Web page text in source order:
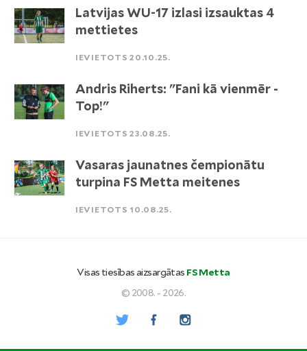
Latvijas WU-17 izlasi izsauktas 4
mettietes
IEVIETOTS 20.10.25.
Andris Riherts: "Fani kā vienmēr -
Top!"
IEVIETOTS 23.08.25.
Vasaras jaunatnes čempionātu
turpina FS Metta meitenes
IEVIETOTS 10.08.25.
Visas tiesības aizsargātas FS Metta
© 2008. - 2026.